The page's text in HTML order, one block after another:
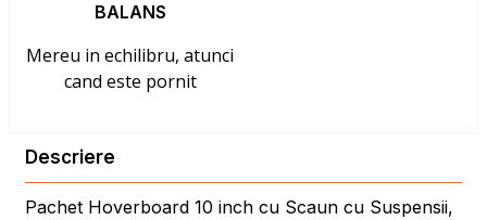
BALANS
Mereu in echilibru, atunci
cand este pornit
Descriere
Pachet Hoverboard 10 inch cu Scaun cu Suspensii,